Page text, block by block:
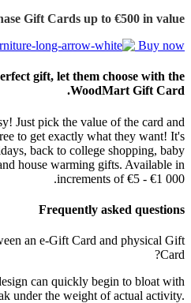
Gift Cards up to €500 in value.
Buy now
gift, let them choose with the
WoodMart Gift Card.
Just pick the value of the card and
to get exactly what they want! It's
back to college shopping, baby
house warming gifts. Available in
increments of €5 - €1 000.
Frequently asked questions
an e-Gift Card and physical Gift
Card?
can quickly begin to bloat with
under the weight of actual activity.